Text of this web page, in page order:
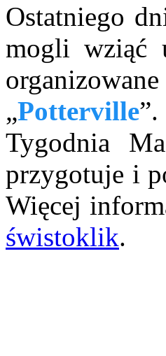
Ostatniego
mogli wziąć
„Potterville
Tygodnia
przygotuje i
Więcej
świstoklik.